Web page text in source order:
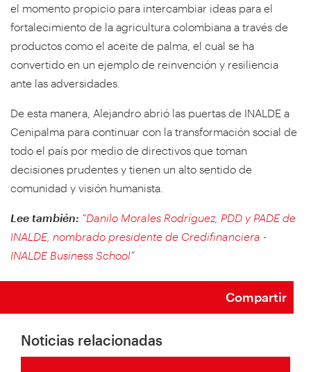
el momento propicio para intercambiar ideas para el
fortalecimiento de la agricultura colombiana a través de
productos como el aceite de palma, el cual se ha
convertido en un ejemplo de reinvención y resiliencia
ante las adversidades.
De esta manera, Alejandro abrió las puertas de INALDE a
Cenipalma para continuar con la transformación social de
todo el país por medio de directivos que toman
decisiones prudentes y tienen un alto sentido de
comunidad y visión humanista.
Lee también: “Danilo Morales Rodríguez, PDD y PADE de
INALDE, nombrado presidente de Credifinanciera -
INALDE Business School”
Compartir
Noticias relacionadas